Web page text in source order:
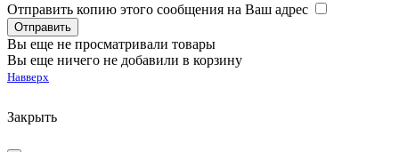
Отправить копию этого сообщения на Ваш адрес
Вы еще не просматривали товары
Вы еще ничего не добавили в корзину
Навверх
Закрыть